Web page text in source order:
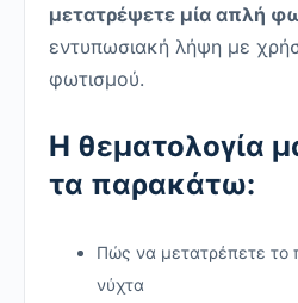
μετατρέψετε μία απλή
εντυπωσιακή λήψη με
φωτισμού.
Η θεματολογία
τα παρακάτω:
Πώς να μετατρέπετε το
νύχτα